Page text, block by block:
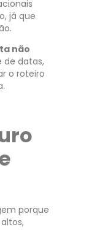
já que
não
de datas,
o roteiro
porque